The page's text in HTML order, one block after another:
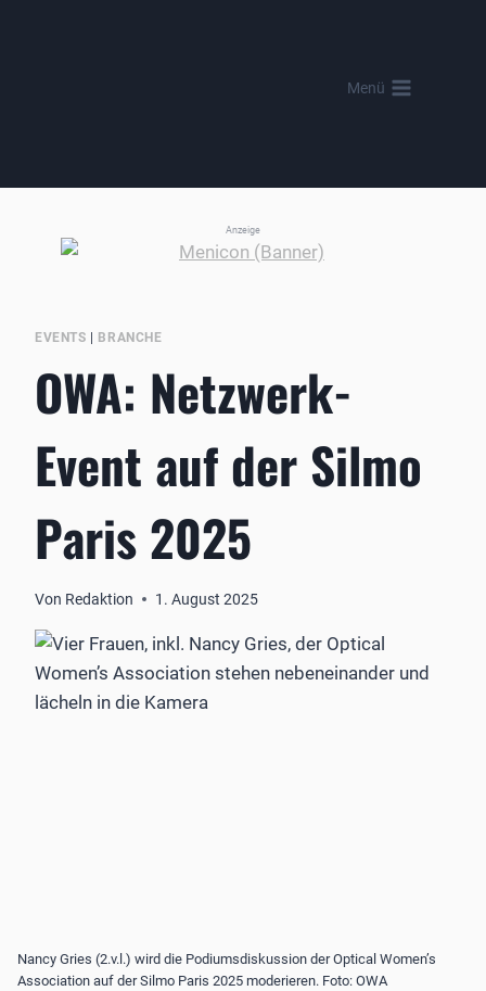
Menü
Anzeige
EVENTS BRANCHE
OWA: Netzwerk-
Event auf der Silmo
Paris 2025
Von Redaktion 1. August 2025
Nancy Gries (2.v.l.) wird die Podiumsdiskussion der Optical Women’s
Association auf der Silmo Paris 2025 moderieren. Foto: OWA